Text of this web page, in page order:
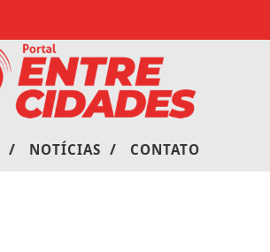
/ NOTÍCIAS / CONTATO